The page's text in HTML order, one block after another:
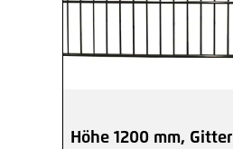
Höhe 1200 mm, Gitter